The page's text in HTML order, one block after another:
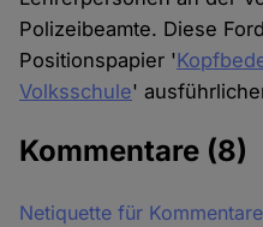
Polizeibeamte. Diese
Positionspapier '
Volksschule'
Kommentare (8)
Netiquette für Kommentare